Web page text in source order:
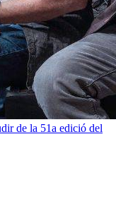
de la 51a edició del